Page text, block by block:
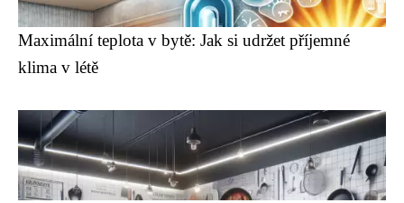
Maximální teplota v bytě: Jak si udržet příjemné
klima v létě